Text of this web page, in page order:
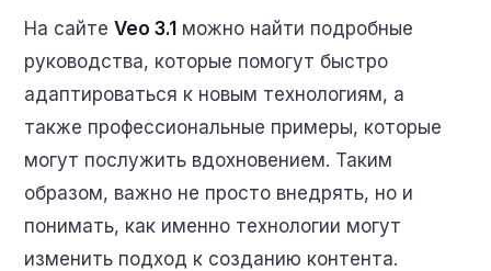
На сайтеVeo 3.1 можно найти подробные
руководства, которые помогут быстро
адаптироваться к новым технологиям, а
также профессиональные примеры, которые
могут послужить вдохновением. Таким
образом, важно не просто внедрять, но и
понимать, как именно технологии могут
изменить подход к созданию контента.